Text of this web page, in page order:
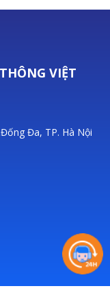
VIỆT
Đa, TP. Hà Nội